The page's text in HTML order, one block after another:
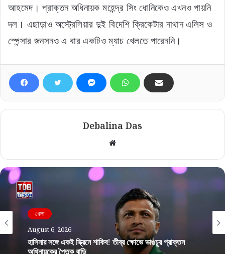
আহমেদ। প্রাক্তন অধিনায়ক মহেন্দ্র সিং ধোনিকেও এখনও পায়নি
দল। এছাড়াও অস্ট্রেলিয়ার দুই বিদেশি ক্রিকেটার নাথান এলিস ও
স্পেন্সার জনসনও এ বার একটিও ম্যাচ খেলতে পারেননি।
Debalina Das
Website
খেলা
August 6, 2026
হাসিনার সঙ্গে একই স্ক্রিনে শাকিব! তীব্র ক্ষোভে ভাঙচুর প্রাক্তন
অধিনায়কের পৈতৃক বাড়ি